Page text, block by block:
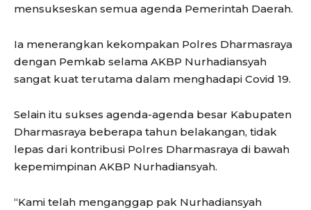
mensukseskan semua agenda Pemerintah Daerah.
Ia menerangkan kekompakan Polres Dharmasraya
dengan Pemkab selama AKBP Nurhadiansyah
sangat kuat terutama dalam menghadapi Covid 19.
Selain itu sukses agenda-agenda besar Kabupaten
Dharmasraya beberapa tahun belakangan, tidak
lepas dari kontribusi Polres Dharmasraya di bawah
kepemimpinan AKBP Nurhadiansyah.
“Kami telah menganggap pak Nurhadiansyah